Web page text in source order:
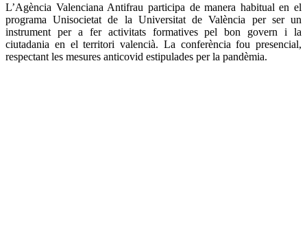
L’Agència Valenciana Antifrau participa de manera habitual en el
programa Unisocietat de la Universitat de València per ser un
instrument per a fer activitats formatives pel bon govern i la
ciutadania en el territori valencià. La conferència fou presencial,
respectant les mesures anticovid estipulades per la pandèmia.